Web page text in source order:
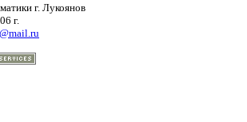
г. Лукоянов
г.